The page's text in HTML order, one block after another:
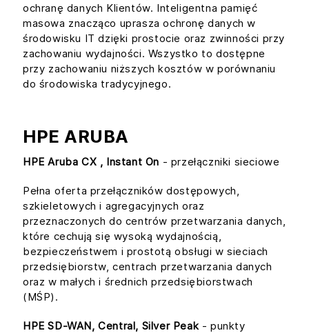
ochranę danych Klientów. Inteligentna pamięć
masowa znacząco uprasza ochronę danych w
środowisku IT dzięki prostocie oraz zwinności przy
zachowaniu wydajności. Wszystko to dostępne
przy zachowaniu niższych kosztów w porównaniu
do środowiska tradycyjnego.
HPE ARUBA
HPE Aruba CX , Instant On - przełączniki sieciowe
Pełna oferta przełączników dostępowych,
szkieletowych i agregacyjnych oraz
przeznaczonych do centrów przetwarzania danych,
które cechują się wysoką wydajnością,
bezpieczeństwem i prostotą obsługi w sieciach
przedsiębiorstw, centrach przetwarzania danych
oraz w małych i średnich przedsiębiorstwach
(MŚP).
HPE SD-WAN, Central, Silver Peak - punkty